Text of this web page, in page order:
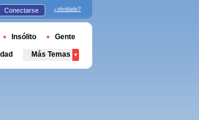
Conectarse ¿olvidado?
Insólito Gente
Más Temas